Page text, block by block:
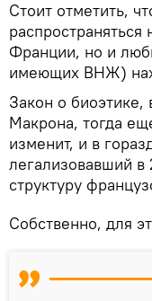
Стоит отметить,
Франции, но и
имеющих ВНЖ)
Закон о
Макрона, тогда
изменит, и в
легализовавший в
структуру
Собственно, для